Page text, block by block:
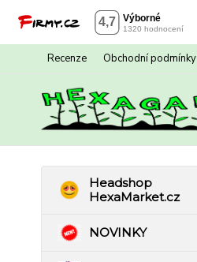
Recenze Obchodní podmínky
Headshop
HexaMarket.cz
NOVINKY